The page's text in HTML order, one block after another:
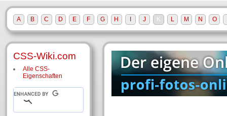
CSS-Wiki.com
Alle CSS-
Eigenschaften
A B C D E F G H J K L M N O